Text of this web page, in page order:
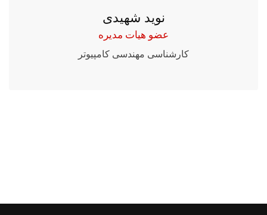
نوید شهیدی
عضو هیات مدیره
کارشناسی مهندسی کامپیوتر